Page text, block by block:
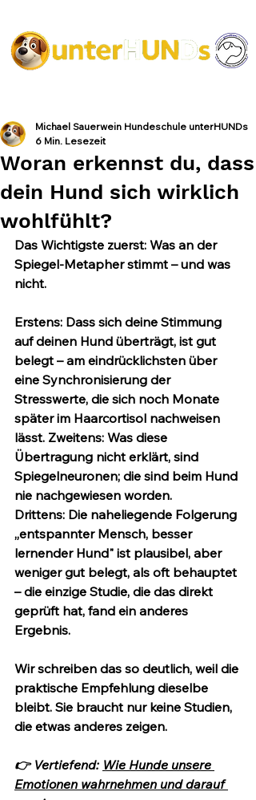
Woran erkennst du, dass
dein Hund sich wirklich
wohlfühlt?
Michael Sauerwein Hundeschule unterHUNDs
6 Min. Lesezeit
Das Wichtigste zuerst: Was an der
Spiegel-Metapher stimmt – und was
nicht.
Erstens: Dass sich deine Stimmung
auf deinen Hund überträgt, ist gut
belegt – am eindrücklichsten über
eine Synchronisierung der
Stresswerte, die sich noch Monate
später im Haarcortisol nachweisen
lässt. Zweitens: Was diese
Übertragung nicht erklärt, sind
Spiegelneuronen; die sind beim Hund
nie nachgewiesen worden.
Drittens: Die naheliegende Folgerung
„entspannter Mensch, besser
lernender Hund" ist plausibel, aber
weniger gut belegt, als oft behauptet
– die einzige Studie, die das direkt
geprüft hat, fand ein anderes
Ergebnis.
Wir schreiben das so deutlich, weil die
praktische Empfehlung dieselbe
bleibt. Sie braucht nur keine Studien,
die etwas anderes zeigen.
👉 Vertiefend: Wie Hunde unsere
Emotionen wahrnehmen und darauf